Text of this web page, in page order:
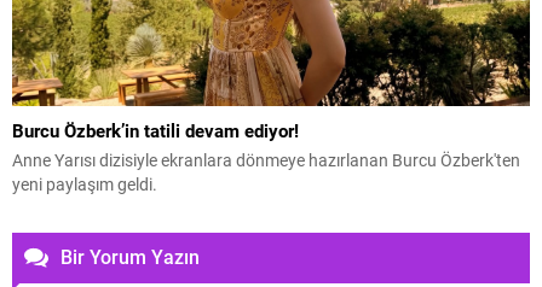
Burcu Özberk’in tatili devam ediyor!
Anne Yarısı dizisiyle ekranlara dönmeye hazırlanan Burcu Özberk'ten
yeni paylaşım geldi.
Bir Yorum Yazın